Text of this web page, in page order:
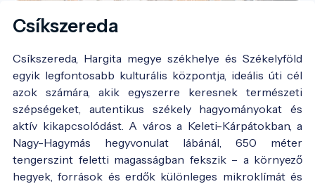
Csíkszereda
Csíkszereda, Hargita megye székhelye és Székelyföld
egyik legfontosabb kulturális központja, ideális úti cél
azok számára, akik egyszerre keresnek természeti
szépségeket, autentikus székely hagyományokat és
aktív kikapcsolódást. A város a Keleti-Kárpátokban, a
Nagy-Hagymás hegyvonulat lábánál, 650 méter
tengerszint feletti magasságban fekszik – a környező
hegyek, források és erdők különleges mikroklímát és